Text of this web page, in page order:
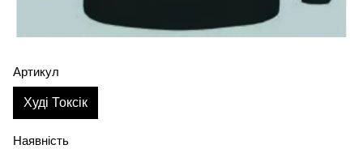
Артикул
Худі Токсік
Наявність